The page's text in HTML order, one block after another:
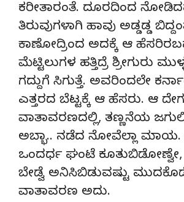
ಕರೀತಾರಂತೆ. ದೂರದಿಂದ
ತಿರುವುಗಳಾಗಿ ಹಾವು ಅಡ್ಡಡ್ಡ
ಕಾಣೋದ್ರಿಂದ ಅದಕ್ಕೆ ಆ
ಮೆಟ್ಟಿಲುಗಳ ಹತ್ತಿದ್ರೆ ಶ್ರೀಗುರು
ಗದ್ದುಗೆ ಸಿಗುತ್ತೆ. ಅವರಿಂದಲೇ
ಎತ್ತರದ ಬೆಟ್ಟಕ್ಕೆ ಆ ಹೆಸರು. ಆ
ವಾತಾವರಣದಲ್ಲಿ, ತಣ್ಣನೆಯ
ಅಬ್ಭಾ.. ನಡೆದ ನೋವೆಲ್ಲಾ ಮಾಯ.
ಒಂದರ್ಧ ಘಂಟೆ
ಬೇಡ್ವೆ ಅನಿಸಿಬಿಡುವಷ್ಟು
ವಾತಾವರಣ ಅದು.